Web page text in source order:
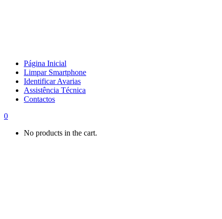
Página Inicial
Limpar Smartphone
Identificar Avarias
Assistência Técnica
Contactos
0
No products in the cart.